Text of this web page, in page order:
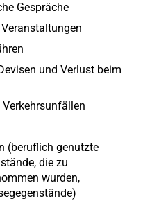
Gespräche
und Verlust beim
(beruflich genutzte
die zu
wurden,